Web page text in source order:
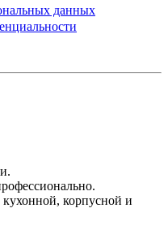
данных
кухонной, корпусной и